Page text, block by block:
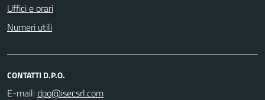
Uffici e orari
Numeri utili
CONTATTI D.P.O.
E-mail: